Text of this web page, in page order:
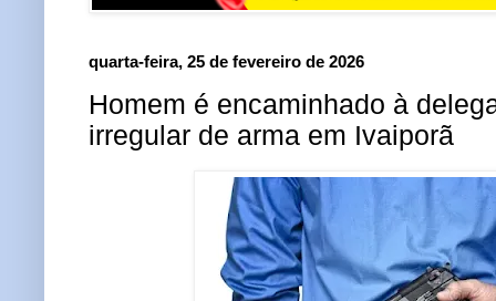
quarta-feira, 25 de fevereiro de 2026
Homem é encaminhado à
irregular de arma em Ivaiporã